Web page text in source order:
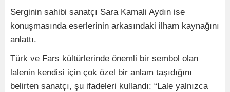
Serginin sahibi sanatçı Sara Kamali Aydın ise
konuşmasında eserlerinin arkasındaki ilham kaynağını
anlattı.
Türk ve Fars kültürlerinde önemli bir sembol olan
lalenin kendisi için çok özel bir anlam taşıdığını
belirten sanatçı, şu ifadeleri kullandı: “Lale yalnızca